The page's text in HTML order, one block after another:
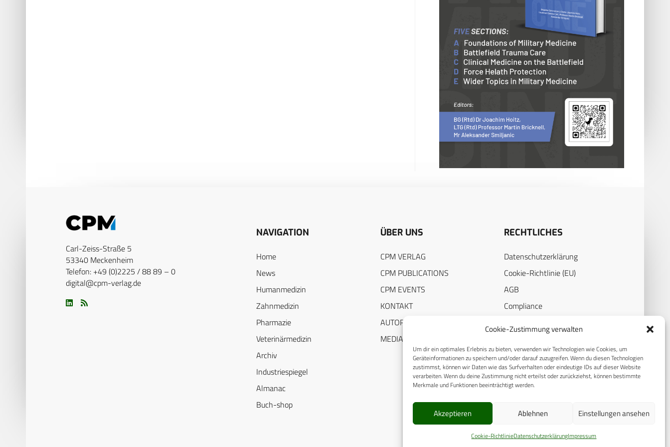
Cookie-Zustimmung verwalten
Um dir ein optimales Erlebnis zu bieten, verwenden wir Technologien wie Cookies, um
Geräteinformationen zu speichern und/oder darauf zuzugreifen. Wenn du diesen Technologien
zustimmst, können wir Daten wie das Surfverhalten oder eindeutige IDs auf dieser Website
verarbeiten. Wenn du deine Zustimmung nicht erteilst oder zurückziehst, können bestimmte
Merkmale und Funktionen beeinträchtigt werden.
Akzeptieren Ablehnen Einstellungen ansehen
Cookie-RichtlinieDatenschutzerklärungImpressum
Carl-Zeiss-Straße 5
53340 Meckenheim
Telefon: +49 (0)2225 / 88 89 – 0
digital@cpm-verlag.de
NAVIGATION
Home
News
Humanmedizin
Zahnmedizin
Pharmazie
Veterinärmedizin
Archiv
Industriespiegel
Almanac
Buch-shop
ÜBER UNS
CPM VERLAG
CPM PUBLICATIONS
CPM EVENTS
KONTAKT
AUTORENHINWEISE
MEDIADATEN
RECHTLICHES
Datenschutzerklärung
Cookie-Richtlinie (EU)
AGB
Compliance
© 2025 CPM GmbH – Alle Rechte vorbehalten